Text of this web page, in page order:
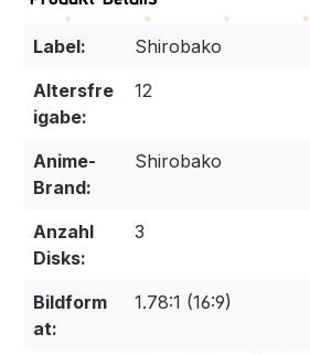
Label:
Shirobako
Altersfre
igabe:
12
Anime-
Brand:
Shirobako
Anzahl
Disks:
3
Bildform
at:
1.78:1 (16:9)